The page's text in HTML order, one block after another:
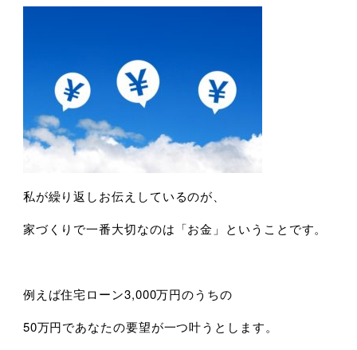
私が繰り返しお伝えしているのが、
家づくりで一番大切なのは「お金」ということです。
例えば住宅ローン3,000万円のうちの
50万円であなたの要望が一つ叶うとします。